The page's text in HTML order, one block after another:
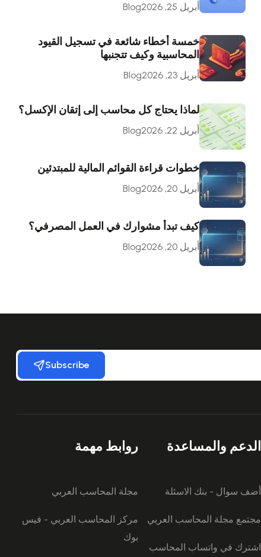
أبريل 25, 2026 Blog
خمسة أخطاء شائعة في تسجيل القيود
المحاسبية وكيف تتجنبها
أبريل 23, 2026 Blog
لماذا يحتاج كل محاسب إلى إتقان الإكسل؟
أبريل 22, 2026 Blog
خطوات قراءة القوائم المالية للمبتدئين
أبريل 20, 2026 Blog
كيف تبدأ مشوارك في العمل المصرفي؟
أبريل 20, 2026 Blog
Subscribe
الدعم والمساعدة
أضف سوال - بنك الاسئلة
مجتمع مجلة المحاسب العربي
اشترك في واتساب المحاسب
روابط مهمة
مجلة المحاسب العربي
مركز المحاسب العربي - فيس
بوك